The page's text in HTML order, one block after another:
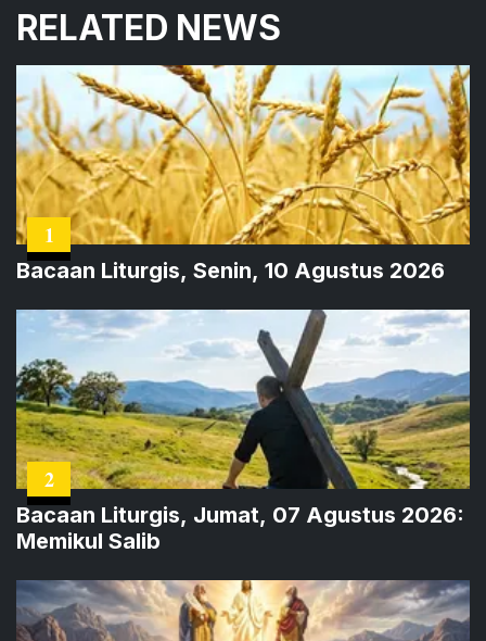
RELATED NEWS
1
Bacaan Liturgis, Senin, 10 Agustus 2026
2
Bacaan Liturgis, Jumat, 07 Agustus 2026:
Memikul Salib